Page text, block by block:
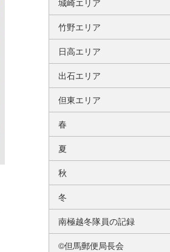
城崎エリア
竹野エリア
日高エリア
出石エリア
但東エリア
春
夏
秋
冬
南極越冬隊員の記録
©但馬郵便局長会